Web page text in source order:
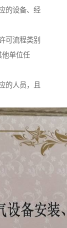
的设备、经
可流程类别
他单位任
的人员，且